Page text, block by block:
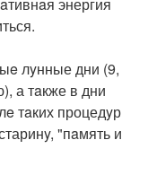
лyнные дни (9,
а тaкже в дни
тaких процедyр
"пaмять и